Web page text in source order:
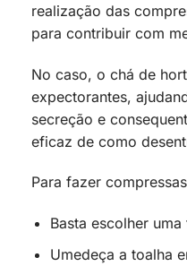
realização das
para contribuir com
No caso, o chá de
expectorantes,
secreção e
eficaz de como
Para fazer
Basta escolher
Umedeça a toalha